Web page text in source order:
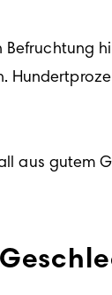
aus gutem